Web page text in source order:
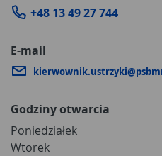
+48 13 49 27 744
E-mail
Godziny otwarcia
Poniedziałek
Wtorek